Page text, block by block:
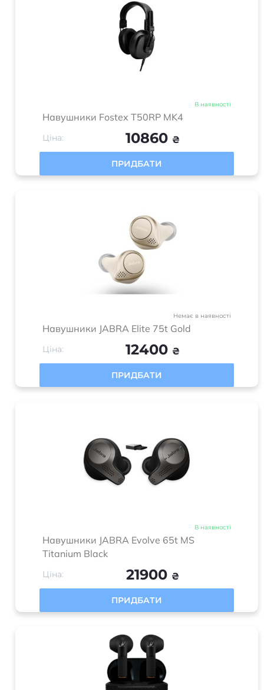
В наявності
Навушники Fostex T50RP MK4
Ціна: 10860 ₴
ПРИДБАТИ
Немає в наявності
Навушники JABRA Elite 75t Gold
Ціна: 12400 ₴
ПРИДБАТИ
В наявності
Навушники JABRA Evolve 65t MS
Titanium Black
Ціна: 21900 ₴
ПРИДБАТИ